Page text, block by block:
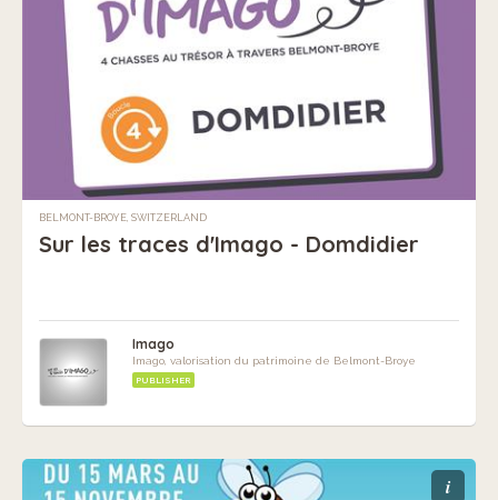
BELMONT-BROYE, SWITZERLAND
Sur les traces d'Imago - Domdidier
Imago
Imago, valorisation du patrimoine de Belmont-Broye
PUBLISHER
i